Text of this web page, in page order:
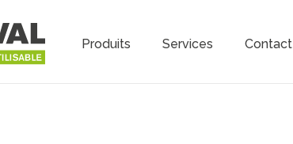
Main navigation
Produits Services Contact